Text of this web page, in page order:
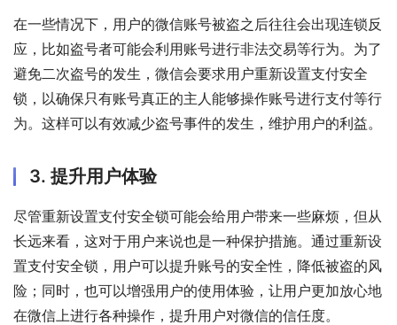
在一些情况下，用户的微信账号被盗之后往往会出现连锁反
应，比如盗号者可能会利用账号进行非法交易等行为。为了
避免二次盗号的发生，微信会要求用户重新设置支付安全
锁，以确保只有账号真正的主人能够操作账号进行支付等行
为。这样可以有效减少盗号事件的发生，维护用户的利益。
3. 提升用户体验
尽管重新设置支付安全锁可能会给用户带来一些麻烦，但从
长远来看，这对于用户来说也是一种保护措施。通过重新设
置支付安全锁，用户可以提升账号的安全性，降低被盗的风
险；同时，也可以增强用户的使用体验，让用户更加放心地
在微信上进行各种操作，提升用户对微信的信任度。